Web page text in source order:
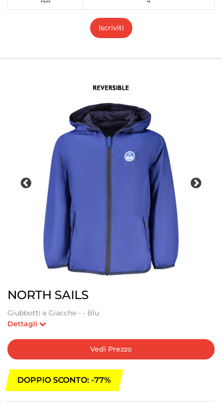
Iscriviti
NORTH SAILS
Giubbotti e Giacche - - Blu
Dettagli
Vedi Prezzo
DOPPIO SCONTO: -77%